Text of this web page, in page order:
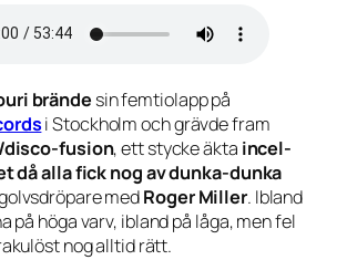
brände sin femtiolapp på
i Stockholm och grävde fram
disco-fusion, ett stycke äkta incel-
då alla fick nog av dunka-dunka
medRoger Miller. Ibland
på höga varv, ibland på låga, men fel
nog alltid rätt.